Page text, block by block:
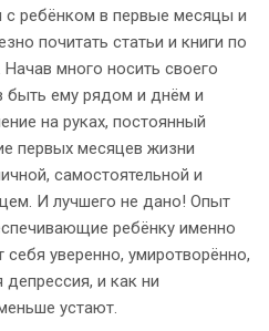
с ребёнком в первые месяцы и
почитать статьи и книги по
Начав много носить своего
быть ему рядом и днём и
на руках, постоянный
первых месяцев жизни
самостоятельной и
И лучшего не дано! Опыт
ребёнку именно
себя уверенно, умиротворённо,
и как ни
устают.